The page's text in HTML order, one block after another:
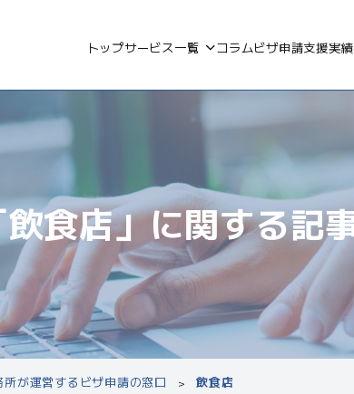
トップサービス一覧 コラムビザ申請支援実績
食店」に関する記
が運営するビザ申請の窓口 > 飲食店